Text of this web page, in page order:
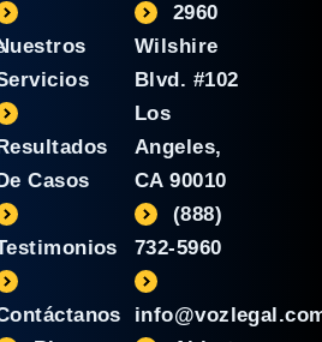
Resultados
De Casos
2960
Wilshire
Blvd. #102
Los
Angeles,
CA 90010
(888)
732-5960